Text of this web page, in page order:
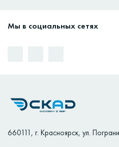
660111 , г. Красноярск, ул.
Мы в социальных сетях